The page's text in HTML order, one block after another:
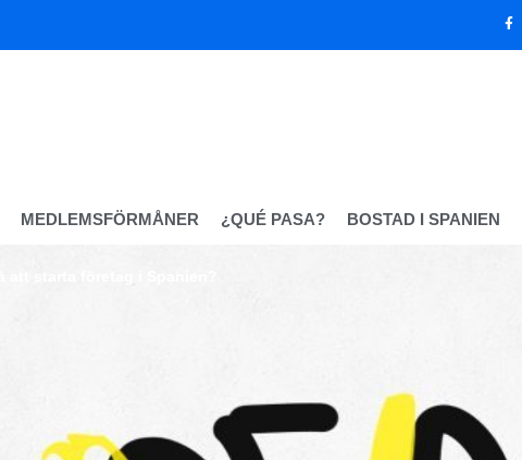
MEDLEMSFÖRMÅNER ¿QUÉ PASA? BOSTAD I SPANIEN